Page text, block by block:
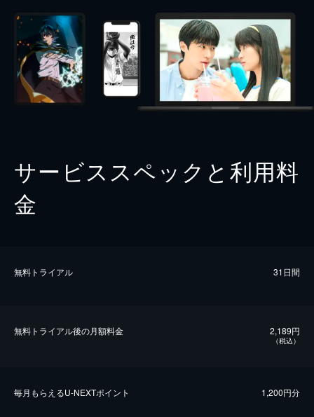
サービススペックと利用料
金
無料トライアル 31日間
無料トライアル後の⽉額料金 2,189円
（税込）
毎⽉もらえるU-NEXTポイント 1,200円分